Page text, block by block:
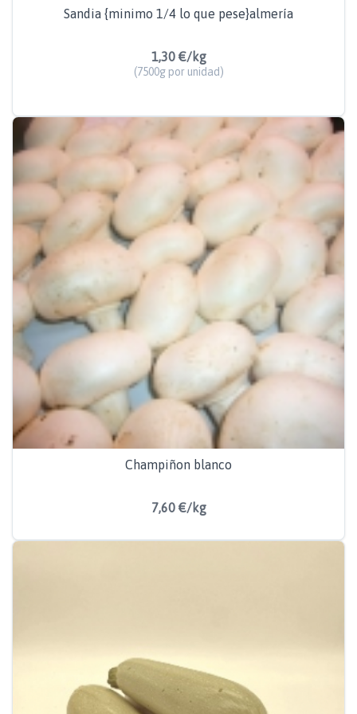
Sandia {minimo 1/4 lo que pese}almería
1,30 €/kg
(7500g por unidad)
Champiñon blanco
7,60 €/kg